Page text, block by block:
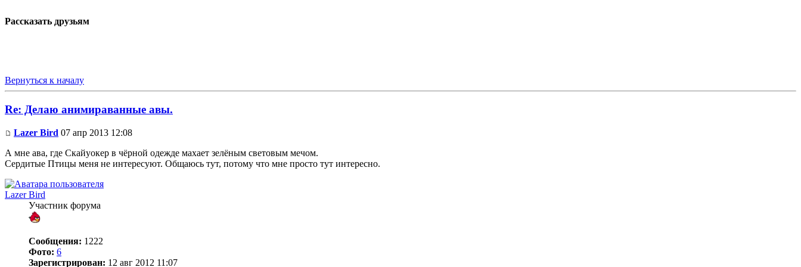
Рассказать друзьям
Вернуться к началу
Re: Делаю анимираванные авы.
Lazer Bird 07 апр 2013 12:08
А мне ава, где Скайуокер в чёрной одежде махает зелёным световым мечом.
Сердитые Птицы меня не интересуют. Общаюсь тут, потому что мне просто тут интересно.
Lazer Bird
Участник форума
Сообщения: 1222
Фото: 6
Зарегистрирован: 12 авг 2012 11:07